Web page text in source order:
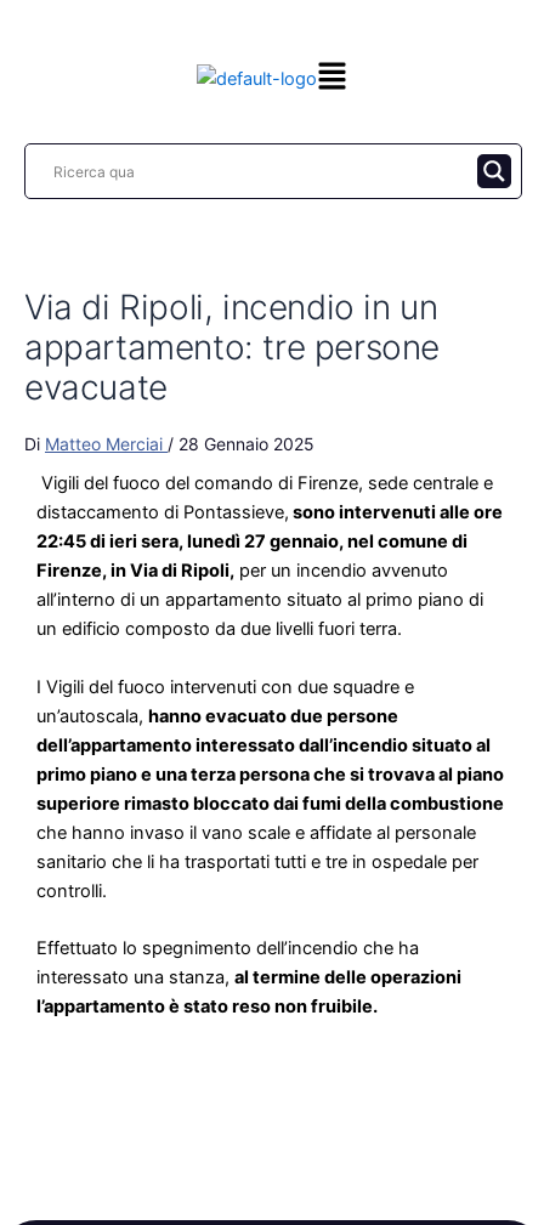
Via di Ripoli, incendio in un
appartamento: tre persone
evacuate
Di Matteo Merciai / 28 Gennaio 2025
Vigili del fuoco del comando di Firenze, sede centrale e
distaccamento di Pontassieve, sono intervenuti alle ore
22:45 di ieri sera, lunedì 27 gennaio, nel comune di
Firenze, in Via di Ripoli, per un incendio avvenuto
all’interno di un appartamento situato al primo piano di
un edificio composto da due livelli fuori terra.
I Vigili del fuoco intervenuti con due squadre e
un’autoscala, hanno evacuato due persone
dell’appartamento interessato dall’incendio situato al
primo piano e una terza persona che si trovava al piano
superiore rimasto bloccato dai fumi della combustione
che hanno invaso il vano scale e affidate al personale
sanitario che li ha trasportati tutti e tre in ospedale per
controlli.
Effettuato lo spegnimento dell’incendio che ha
interessato una stanza, al termine delle operazioni
l’appartamento è stato reso non fruibile.